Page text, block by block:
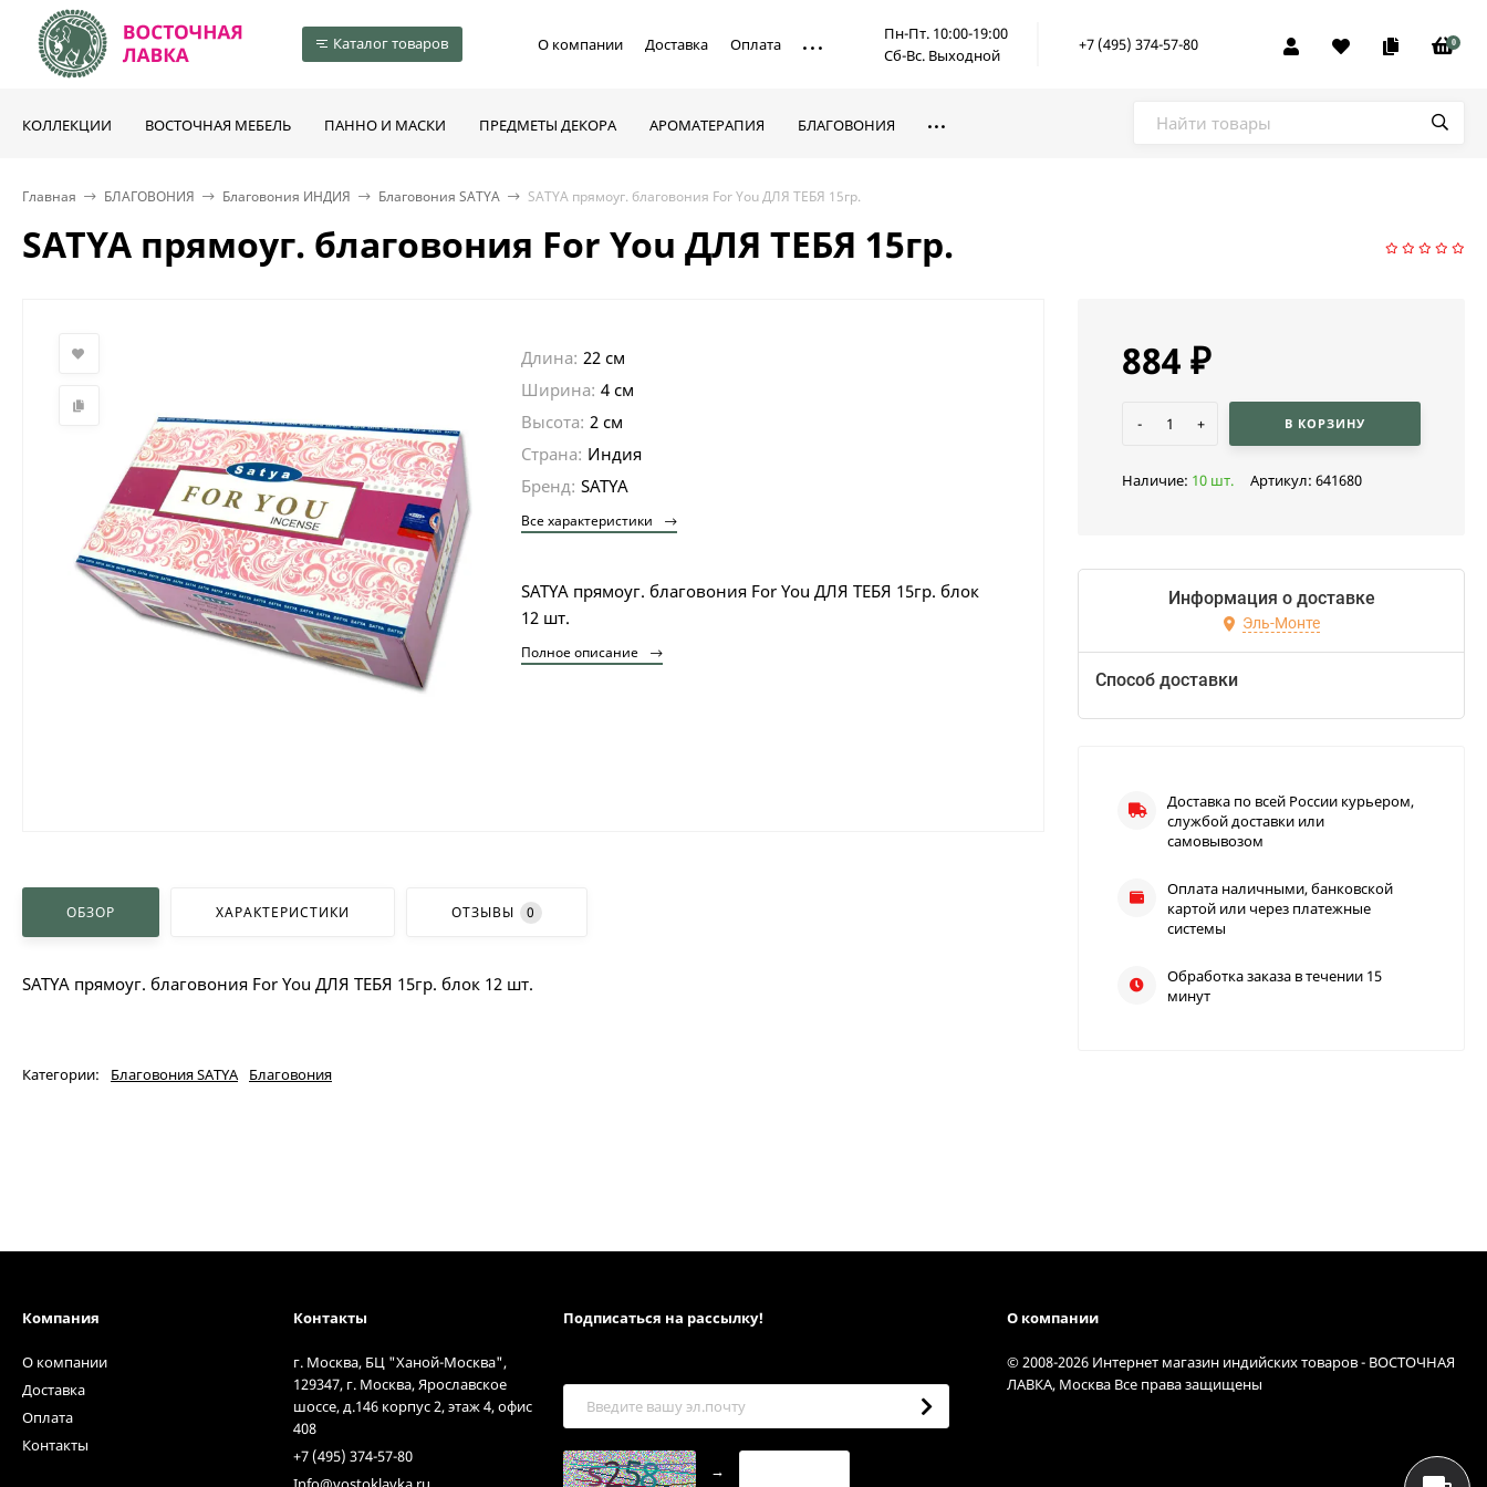
Каталог товаров О компании Доставка Оплата
Пн-Пт. 10:00-19:00
Сб-Вс. Выходной
+7 (495) 374-57-80 0
КОЛЛЕКЦИИ ВОСТОЧНАЯ МЕБЕЛЬ ПАННО И МАСКИ ПРЕДМЕТЫ ДЕКОРА АРОМАТЕРАПИЯ БЛАГОВОНИЯ
Главная БЛАГОВОНИЯ Благовония ИНДИЯ Благовония SATYA SATYA прямоуг. благовония For You ДЛЯ ТЕБЯ 15гр.
SATYA прямоуг. благовония For You ДЛЯ ТЕБЯ 15гр.
Длина: 22 см
Ширина: 4 см
Высота: 2 см
Страна: Индия
Бренд: SATYA
Все характеристики
SATYA прямоуг. благовония For You ДЛЯ ТЕБЯ 15гр. блок
12 шт.
Полное описание
ОБЗОР ХАРАКТЕРИСТИКИ ОТЗЫВЫ 0
SATYA прямоуг. благовония For You ДЛЯ ТЕБЯ 15гр. блок 12 шт.
Категории: Благовония SATYA Благовония
884 ₽
- + В КОРЗИНУ
Наличие: 10 шт. Артикул: 641680
Информация о доставке
Эль-Монте
Способ доставки
Доставка по всей России курьером,
службой доставки или
самовывозом
Оплата наличными, банковской
картой или через платежные
системы
Обработка заказа в течении 15
минут
Компания
О компании
Доставка
Оплата
Контакты
Контакты
г. Москва, БЦ "Ханой-Москва",
129347, г. Москва, Ярославское
шоссе, д.146 корпус 2, этаж 4, офис
408
+7 (495) 374-57-80
Подписаться на рассылкy!
→
О компании
© 2008-2026 Интернет магазин индийских товаров - ВОСТОЧНАЯ
ЛАВКА, Москва Все права защищены